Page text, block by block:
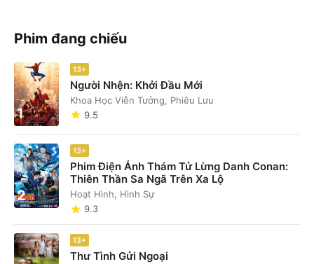
Phim đang chiếu
1
13+
Người Nhện: Khởi Đầu Mới
Khoa Học Viễn Tưởng, Phiêu Lưu
9.5
2
13+
Phim Điện Ảnh Thám Tử Lừng Danh Conan:
Thiên Thần Sa Ngã Trên Xa Lộ
Hoạt Hình, Hình Sự
9.3
13+
Thư Tình Gửi Ngoại